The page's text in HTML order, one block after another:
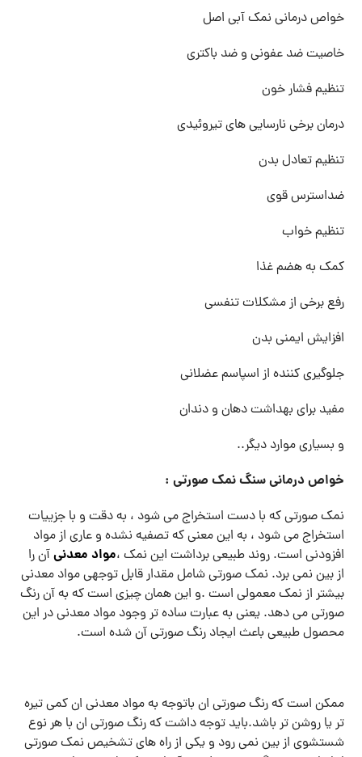
خواص درمانی نمک آبی اصل
خاصیت ضد عفونی و ضد باکتری
تنظیم فشار خون
درمان برخی نارسایی های تیروئیدی
تنظیم تعادل بدن
ضداسترس قوی
تنظیم خواب
کمک به هضم غذا
رفع برخی از مشکلات تنفسی
افزایش ایمنی بدن
جلوگیری کننده از اسپاسم عضلانی
مفید برای بهداشت دهان و دندان
و بسیاری موارد دیگر..
خواص درمانی سنگ نمک صورتی :
نمک صورتی که با دست استخراج می شود ، به دقت و با جزییات
استخراج می شود ، به این معنی که تصفیه نشده و عاری از مواد
افزودنی است. روند طبیعی برداشت این نمک ،مواد معدنیآن را
از بین نمی برد. نمک صورتی شامل مقدار قابل توجهی مواد معدنی
بیشتر از نمک معمولی است .و این همان چیزی است که به آن رنگ
صورتی می دهد. یعنی به عبارت ساده تر وجود مواد معدنی در این
محصول طبیعی باعث ایجاد رنگ صورتی آن شده است.
ممکن است که رنگ صورتی ان باتوجه به مواد معدنی ان کمی تیره
تر یا روشن تر باشد.باید توجه داشت که رنگ صورتی ان با هر نوع
شستشوی از بین نمی رود و یکی از راه های تشخیص نمک صورتی